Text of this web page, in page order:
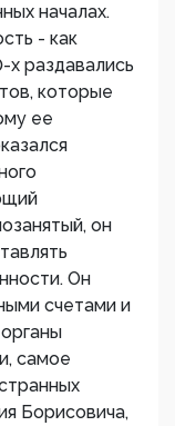
началах.
- как
раздавались
которые
ее
он
Он
счетами и
самое
Борисовича,